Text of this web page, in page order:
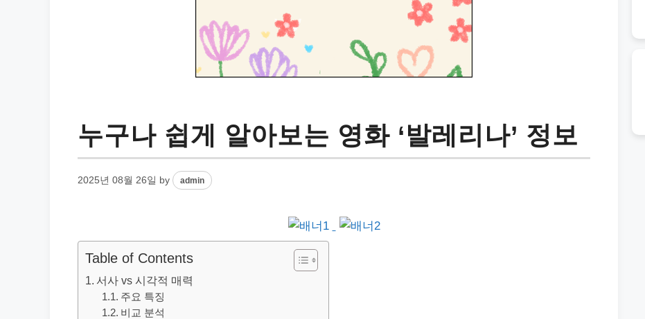
누구나 쉽게 알아보는 영화 ‘발레리나’ 정보
2025년 08월 26일 by admin
Table of Contents
서사 vs 시각적 매력
주요 특징
비교 분석